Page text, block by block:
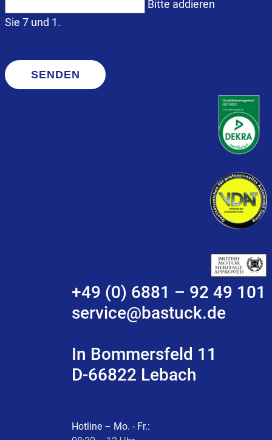
Bitte addieren
Sie 7 und 1.
SENDEN
+49 (0) 6881 – 92 49 101
service@bastuck.de
In Bommersfeld 11
D-66822 Lebach
Hotline – Mo. - Fr.: